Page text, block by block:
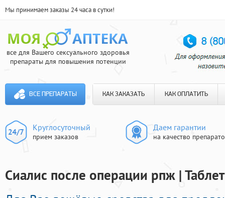
Мы принимаем заказы 24 часа в сутки!
все для Вашего сексуального здоровья
препараты для повышения потенции
ВСЕ ПРЕПАРАТЫ КАК ЗАКАЗАТЬ КАК ОПЛАТИТЬ
Круглосуточный
прием заказов
Даем гарантии
на качество
Сиалис после операции рпж |